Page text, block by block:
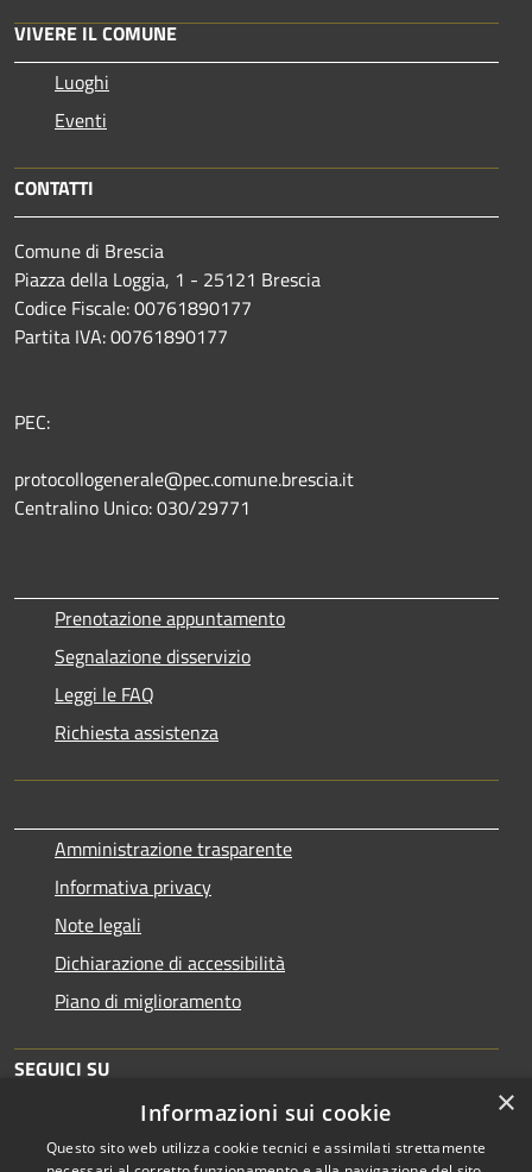
VIVERE IL COMUNE
Luoghi
Eventi
CONTATTI
Comune di Brescia
Piazza della Loggia, 1 - 25121 Brescia
Codice Fiscale: 00761890177
Partita IVA: 00761890177
PEC:
protocollogenerale@pec.comune.brescia.it
Centralino Unico: 030/29771
Prenotazione appuntamento
Segnalazione disservizio
Leggi le FAQ
Richiesta assistenza
Amministrazione trasparente
Informativa privacy
Note legali
Dichiarazione di accessibilità
Piano di miglioramento
SEGUICI SU
×
Informazioni sui cookie
Questo sito web utilizza cookie tecnici e assimilati strettamente